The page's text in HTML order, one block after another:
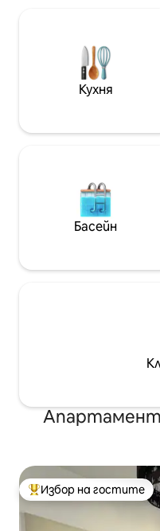
екран 📺, XXL легло и
които да откриете...
Кухня
Басейн
Най-популярен избор
Избор на гостите